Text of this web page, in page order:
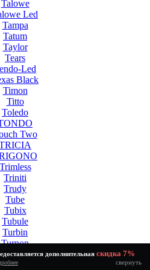
дополнительная скидка 7%
свернуть
Talowe
Led
Tampa
Tatum
Taylor
Tears
Led
Black
Timon
Titto
Toledo
Two
Trimless
Triniti
Trudy
Tube
Tubix
Tubule
Turbin
Turnon
Led White
Tycho